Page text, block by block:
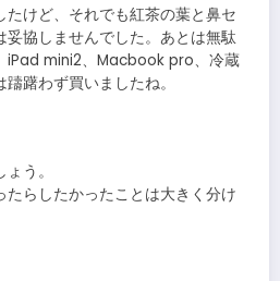
けど、それでも紅茶の葉と鼻セ
妥協しませんでした。あとは無駄
iPad mini2、Macbook pro、冷蔵
躇わず買いましたね。
う。
たらしたかったことは大きく分け